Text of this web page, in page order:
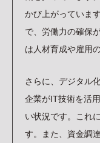
かび上がっていま
で、労働力の確保
は人材育成や雇用
さらに、デジタル
企業がIT技術を活
い状況です。これ
す。また、資金調